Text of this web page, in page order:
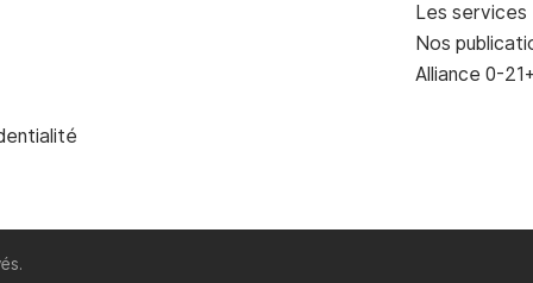
Les services
Nos
Alliance 0-